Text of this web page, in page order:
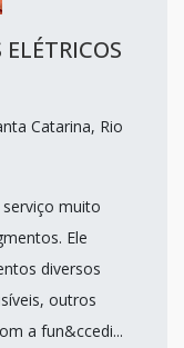
Catarina, Rio
muito
Ele
diversos
outros
a fun&ccedi...